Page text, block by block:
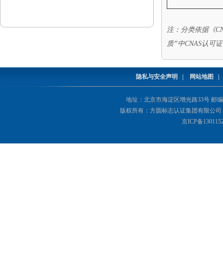
注：分类依据《
质”中CNAS认可
隐私与安全声明 网站地图
地址：北京市海淀区增光路33号 邮编
版权所有：方圆标志认证集团有限公司
京ICP备